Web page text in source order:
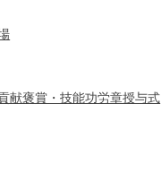
献褒賞・技能功労章授与式